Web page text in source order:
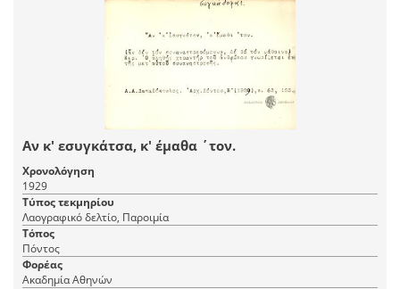
Αν κ' εσυγκάτσα, κ' έμαθα ΄τον.
Χρονολόγηση
1929
Τύπος τεκμηρίου
Λαογραφικό δελτίο, Παροιμία
Τόπος
Πόντος
Φορέας
Ακαδημία Αθηνών